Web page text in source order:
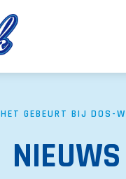
HET GEBEURT BIJ DOS-
NIEUWS